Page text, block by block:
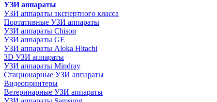
УЗИ аппараты
УЗИ аппараты экспертного класса
Портативные УЗИ аппараты
УЗИ аппараты Chison
УЗИ аппараты GE
УЗИ аппараты Aloka Hitachi
3D УЗИ аппараты
УЗИ аппараты Mindray
Стационарные УЗИ аппараты
Видеопринтеры
Ветеринарные УЗИ аппараты